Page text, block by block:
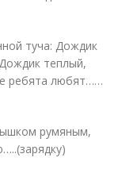
туча: Дождик
теплый,
ребята любят……
румяным,